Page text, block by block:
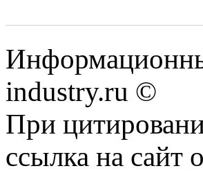
industry.ru ©
При
ссылка на сайт